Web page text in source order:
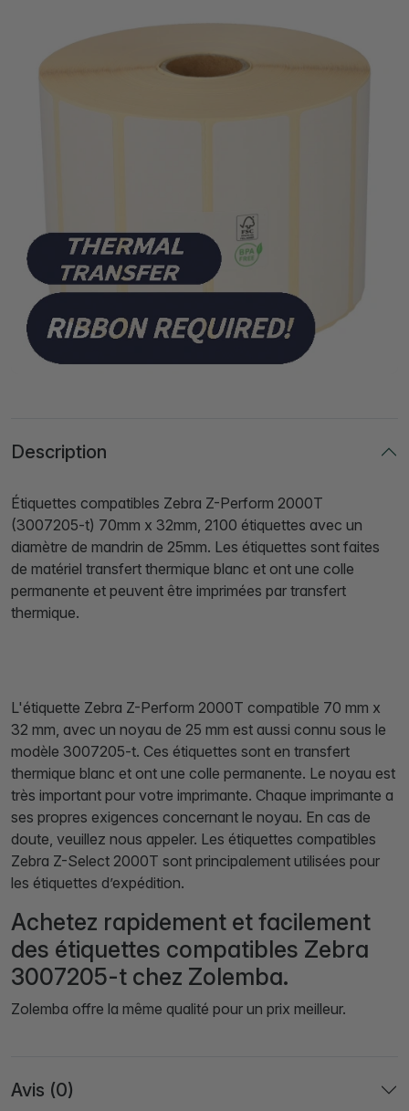
Description
Étiquettes compatibles Zebra Z-Perform 2000T
(3007205-t) 70mm x 32mm, 2100 étiquettes avec un
diamètre de mandrin de 25mm. Les étiquettes sont faites
de matériel transfert thermique blanc et ont une colle
permanente et peuvent être imprimées par transfert
thermique.
L'étiquette Zebra Z-Perform 2000T compatible 70 mm x
32 mm, avec un noyau de 25 mm est aussi connu sous le
modèle 3007205-t. Ces étiquettes sont en transfert
thermique blanc et ont une colle permanente. Le noyau est
très important pour votre imprimante. Chaque imprimante a
ses propres exigences concernant le noyau. En cas de
doute, veuillez nous appeler. Les étiquettes compatibles
Zebra Z-Select 2000T sont principalement utilisées pour
les étiquettes d’expédition.
Achetez rapidement et facilement
des étiquettes compatibles Zebra
3007205-t chez Zolemba.
Zolemba offre la même qualité pour un prix meilleur.
Avis (0)